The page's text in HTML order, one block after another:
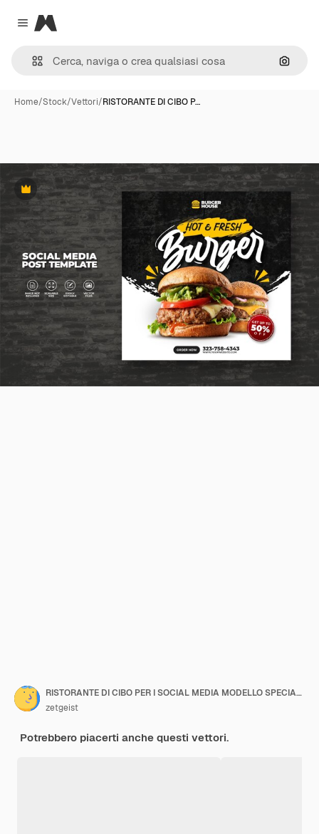
Close menu
Magnific
Cerca
Home/Stock/Vettori/RISTORANTE DI CIBO P…
Premium
RISTORANTE DI CIBO PER I SOCIAL MEDIA MODELLO SPECIALE SUPER DELIZIOSO BURGER MENU PROMO
zetgeist
Potrebbero piacerti anche questi vettori.